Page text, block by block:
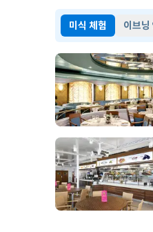
미식 체험 이브